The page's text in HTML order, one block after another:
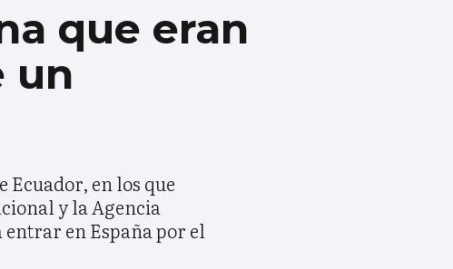
que eran
un
Ecuador, en los que
y la Agencia
en España por el